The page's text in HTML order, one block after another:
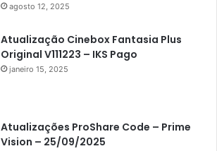
agosto 12, 2025
Atualização Cinebox Fantasia Plus
Original V111223 – IKS Pago
janeiro 15, 2025
Atualizações ProShare Code – Prime
Vision – 25/09/2025